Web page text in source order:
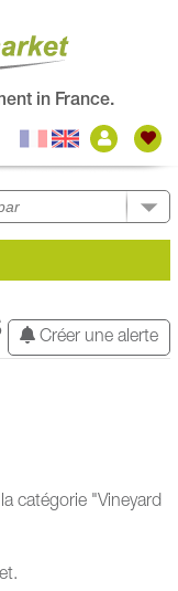
in France.
Créer une alerte
catégorie "Vineyard